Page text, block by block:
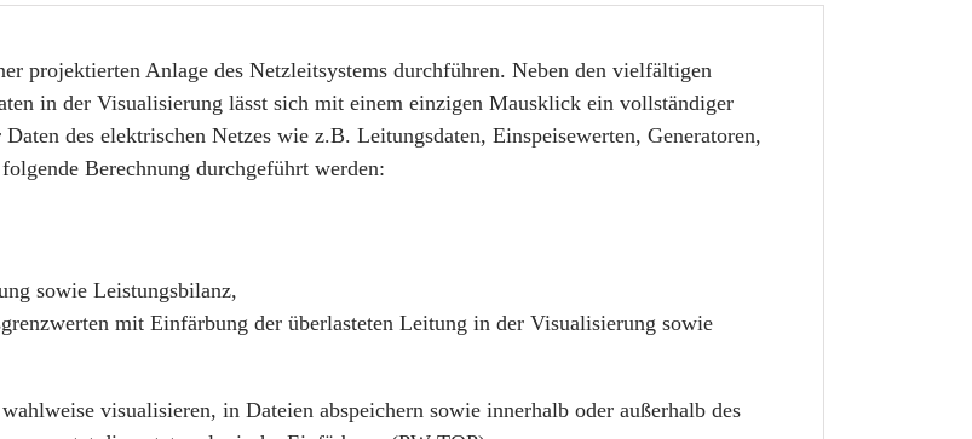
projektierten Anlage des Netzleitsystems durchführen. Neben den vielfältigen
in der Visualisierung lässt sich mit einem einzigen Mausklick ein vollständiger
des elektrischen Netzes wie z.B. Leitungsdaten, Einspeisewerten, Generatoren,
Berechnung durchgeführt werden:
sowie Leistungsbilanz,
mit Einfärbung der überlasteten Leitung in der Visualisierung sowie
visualisieren, in Dateien abspeichern sowie innerhalb oder außerhalb des